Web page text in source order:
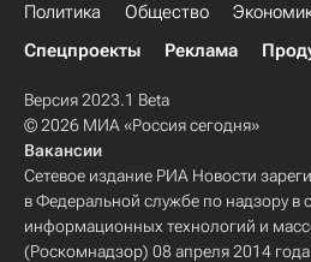
Политика Общество
Спецпроекты
Реклама
Версия 2023.1 Beta
© 2026 МИА «Россия сегодня»
Вакансии
Сетевое издание РИА Новости
в Федеральной службе по надзору в
информационных технологий и
(Роскомнадзор) 08 апреля 2014 года.